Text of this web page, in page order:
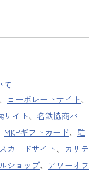
て
コーポレートサイト、
サイト、 名鉄協商パー
MKPギフトカード、 駐
カードサイト、 カリテ
ショップ、 アワーオフ